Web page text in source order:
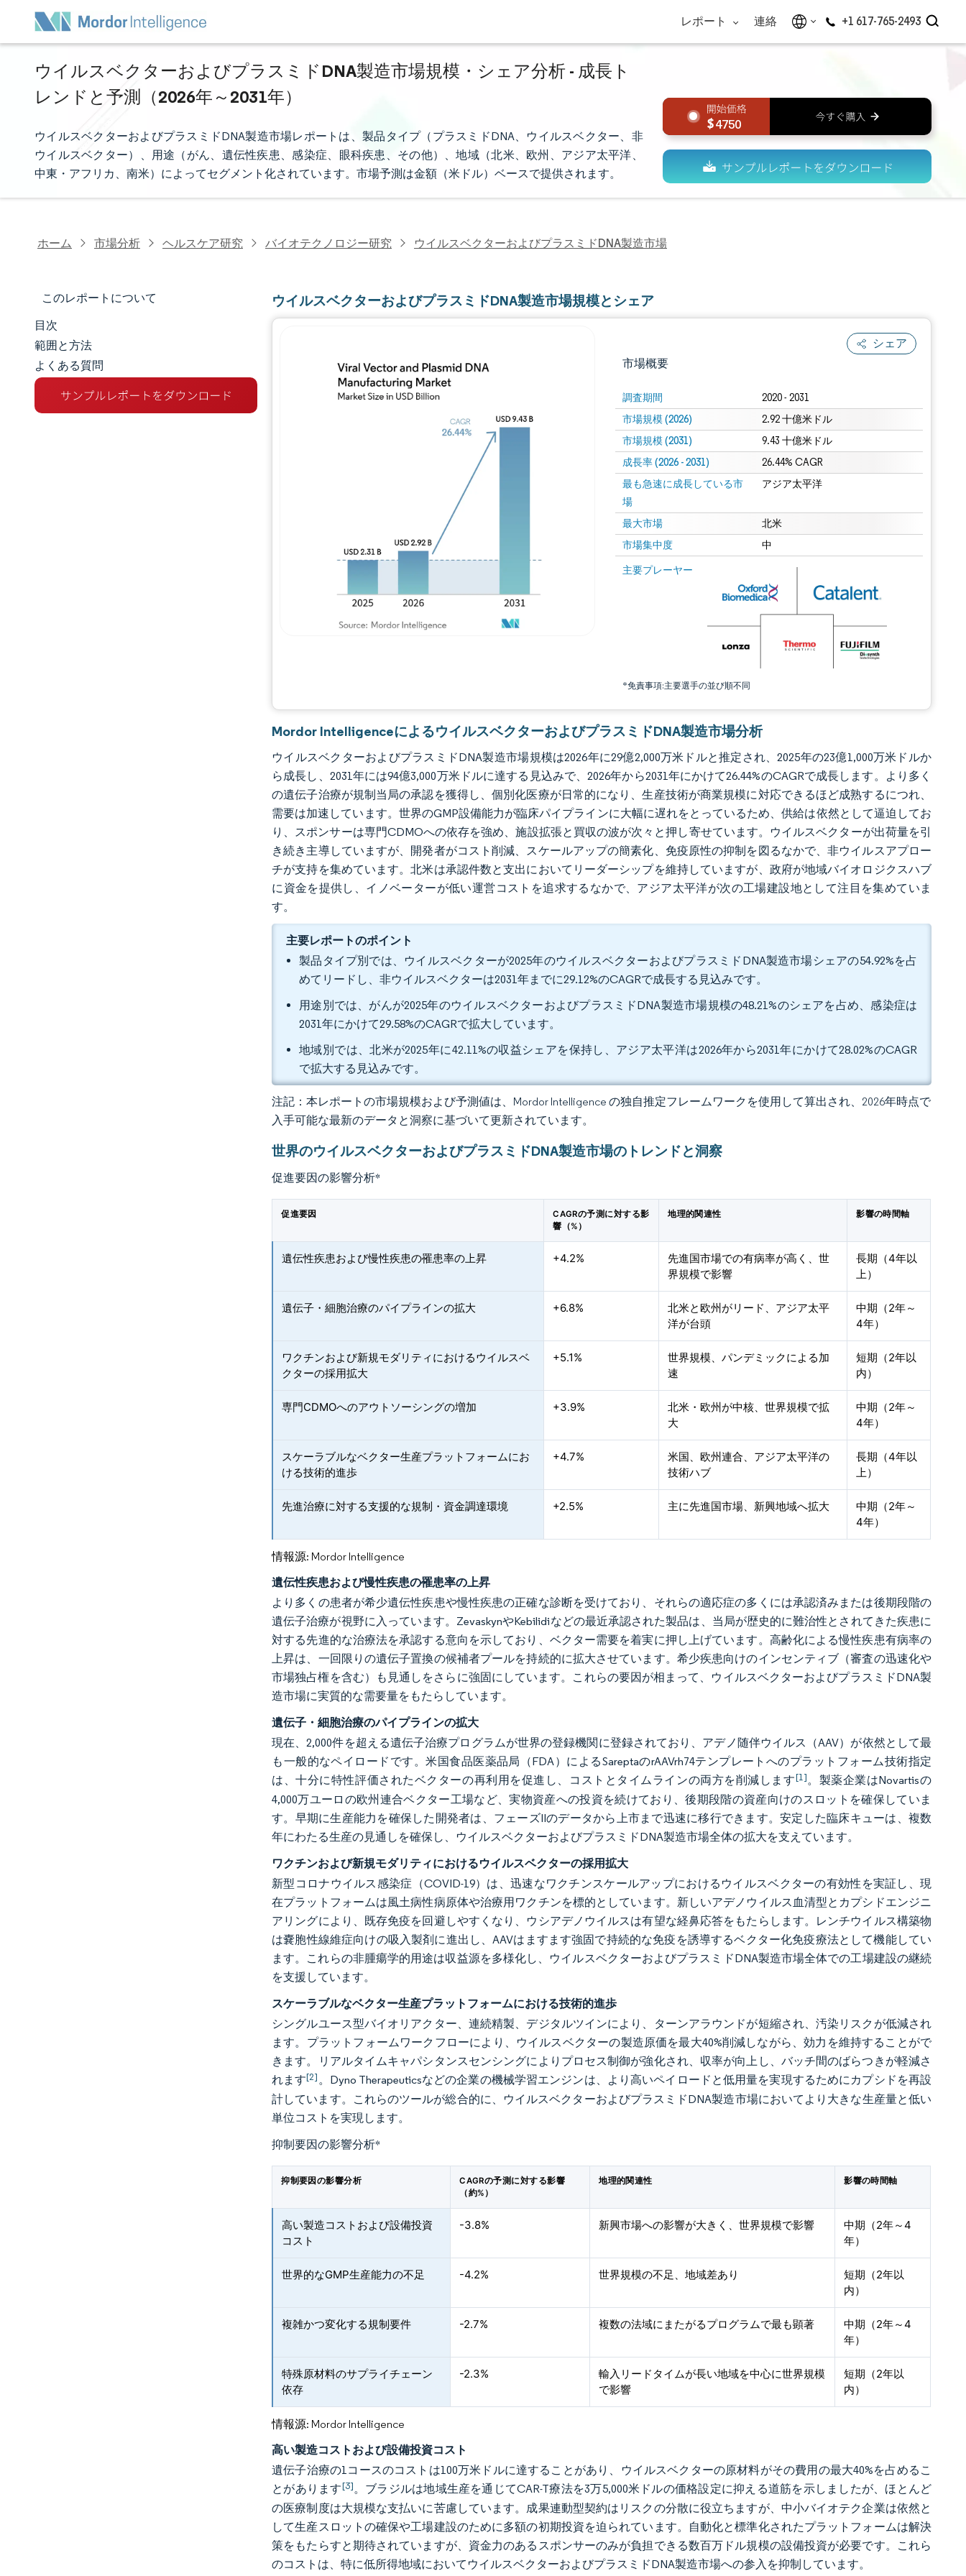
レポート 連絡 +1 617-765-2493
ウイルスベクターおよびプラスミドDNA製造市場規模・シェア分析 - 成長ト
レンドと予測（2026年～2031年）
ウイルスベクターおよびプラスミドDNA製造市場レポートは、製品タイプ（プラスミドDNA、ウイルスベクター、非
ウイルスベクター）、用途（がん、遺伝性疾患、感染症、眼科疾患、その他）、地域（北米、欧州、アジア太平洋、
中東・アフリカ、南米）によってセグメント化されています。市場予測は金額（米ドル）ベースで提供されます。
4750
ホーム 市場分析 ヘルスケア研究 バイオテクノロジー研究 ウイルスベクターおよびプラスミドDNA製造市場
このレポートについて
市場規模とシェア
市場分析
トレンドとインサイト
目次
範囲と方法
よくある質問
ウイルスベクターおよびプラスミドDNA製造市場規模とシェア
シェア
市場概要
調査期間 2020 - 2031
市場規模 (2026) 2.92 十億米ドル
市場規模 (2031) 9.43 十億米ドル
成長率 (2026 - 2031) 26.44% CAGR
最も急速に成長している市
場
アジア太平洋
最大市場 北米
市場集中度 中
主要プレーヤー
*免責事項:主要選手の並び順不同
画像 © Mordor Intelligence。再利用にはCC BY 4.0の表示が必要です。
画像 © Mordor Intelligence。再利用にはCC BY 4.0の表示が必要です。
Mordor IntelligenceによるウイルスベクターおよびプラスミドDNA製造市場分析
ウイルスベクターおよびプラスミドDNA製造市場規模は2026年に29億2,000万米ドルと推定され、2025年の23億1,000万米ドルか
ら成長し、2031年には94億3,000万米ドルに達する見込みで、2026年から2031年にかけて26.44%のCAGRで成長します。より多く
の遺伝子治療が規制当局の承認を獲得し、個別化医療が日常的になり、生産技術が商業規模に対応できるほど成熟するにつれ、
需要は加速しています。世界のGMP設備能力が臨床パイプラインに大幅に遅れをとっているため、供給は依然として逼迫してお
り、スポンサーは専門CDMOへの依存を強め、施設拡張と買収の波が次々と押し寄せています。ウイルスベクターが出荷量を引
き続き主導していますが、開発者がコスト削減、スケールアップの簡素化、免疫原性の抑制を図るなかで、非ウイルスアプロー
チが支持を集めています。北米は承認件数と支出においてリーダーシップを維持していますが、政府が地域バイオロジクスハブ
に資金を提供し、イノベーターが低い運営コストを追求するなかで、アジア太平洋が次の工場建設地として注目を集めていま
す。
主要レポートのポイント
製品タイプ別では、ウイルスベクターが2025年のウイルスベクターおよびプラスミドDNA製造市場シェアの54.92%を占
めてリードし、非ウイルスベクターは2031年までに29.12%のCAGRで成長する見込みです。
用途別では、がんが2025年のウイルスベクターおよびプラスミドDNA製造市場規模の48.21%のシェアを占め、感染症は
2031年にかけて29.58%のCAGRで拡大しています。
地域別では、北米が2025年に42.11%の収益シェアを保持し、アジア太平洋は2026年から2031年にかけて28.02%のCAGR
で拡大する見込みです。
注記：本レポートの市場規模および予測値は、Mordor Intelligence の独自推定フレームワークを使用して算出され、2026年時点で
入手可能な最新のデータと洞察に基づいて更新されています。
世界のウイルスベクターおよびプラスミドDNA製造市場のトレンドと洞察
促進要因の影響分析*
促進要因
CAGRの予測に対する影
響（%）
地理的関連性 影響の時間軸
遺伝性疾患および慢性疾患の罹患率の上昇 +4.2%
先進国市場での有病率が高く、世
界規模で影響
長期（4年以
上）
遺伝子・細胞治療のパイプラインの拡大 +6.8%
北米と欧州がリード、アジア太平
洋が台頭
中期（2年～
4年）
ワクチンおよび新規モダリティにおけるウイルスベ
クターの採用拡大
+5.1%
世界規模、パンデミックによる加
速
短期（2年以
内）
専門CDMOへのアウトソーシングの増加 +3.9%
北米・欧州が中核、世界規模で拡
大
中期（2年～
4年）
スケーラブルなベクター生産プラットフォームにお
ける技術的進歩
+4.7%
米国、欧州連合、アジア太平洋の
技術ハブ
長期（4年以
上）
先進治療に対する支援的な規制・資金調達環境 +2.5% 主に先進国市場、新興地域へ拡大
中期（2年～
4年）
情報源: Mordor Intelligence
遺伝性疾患および慢性疾患の罹患率の上昇
より多くの患者が希少遺伝性疾患や慢性疾患の正確な診断を受けており、それらの適応症の多くには承認済みまたは後期段階の
遺伝子治療が視野に入っています。ZevaskynやKebilidiなどの最近承認された製品は、当局が歴史的に難治性とされてきた疾患に
対する先進的な治療法を承認する意向を示しており、ベクター需要を着実に押し上げています。高齢化による慢性疾患有病率の
上昇は、一回限りの遺伝子置換の候補者プールを持続的に拡大させています。希少疾患向けのインセンティブ（審査の迅速化や
市場独占権を含む）も見通しをさらに強固にしています。これらの要因が相まって、ウイルスベクターおよびプラスミドDNA製
造市場に実質的な需要量をもたらしています。
遺伝子・細胞治療のパイプラインの拡大
現在、2,000件を超える遺伝子治療プログラムが世界の登録機関に登録されており、アデノ随伴ウイルス（AAV）が依然として最
も一般的なペイロードです。米国食品医薬品局（FDA）によるSareptaのrAAVrh74テンプレートへのプラットフォーム技術指定
は、十分に特性評価されたベクターの再利用を促進し、コストとタイムラインの両方を削減します[1]。製薬企業はNovartisの
4,000万ユーロの欧州連合ベクター工場など、実物資産への投資を続けており、後期段階の資産向けのスロットを確保していま
す。早期に生産能力を確保した開発者は、フェーズIIのデータから上市まで迅速に移行できます。安定した臨床キューは、複数
年にわたる生産の見通しを確保し、ウイルスベクターおよびプラスミドDNA製造市場全体の拡大を支えています。
ワクチンおよび新規モダリティにおけるウイルスベクターの採用拡大
新型コロナウイルス感染症（COVID-19）は、迅速なワクチンスケールアップにおけるウイルスベクターの有効性を実証し、現
在プラットフォームは風土病性病原体や治療用ワクチンを標的としています。新しいアデノウイルス血清型とカプシドエンジニ
アリングにより、既存免疫を回避しやすくなり、ウシアデノウイルスは有望な経鼻応答をもたらします。レンチウイルス構築物
は嚢胞性線維症向けの吸入製剤に進出し、AAVはますます強固で持続的な免疫を誘導するベクター化免疫療法として機能してい
ます。これらの非腫瘍学的用途は収益源を多様化し、ウイルスベクターおよびプラスミドDNA製造市場全体での工場建設の継続
を支援しています。
スケーラブルなベクター生産プラットフォームにおける技術的進歩
シングルユース型バイオリアクター、連続精製、デジタルツインにより、ターンアラウンドが短縮され、汚染リスクが低減され
ます。プラットフォームワークフローにより、ウイルスベクターの製造原価を最大40%削減しながら、効力を維持することがで
きます。リアルタイムキャパシタンスセンシングによりプロセス制御が強化され、収率が向上し、バッチ間のばらつきが軽減さ
れます[2]。Dyno Therapeuticsなどの企業の機械学習エンジンは、より高いペイロードと低用量を実現するためにカプシドを再設
計しています。これらのツールが総合的に、ウイルスベクターおよびプラスミドDNA製造市場においてより大きな生産量と低い
単位コストを実現します。
抑制要因の影響分析*
抑制要因の影響分析
CAGRの予測に対する影響
（約%）
地理的関連性 影響の時間軸
高い製造コストおよび設備投資
コスト
-3.8% 新興市場への影響が大きく、世界規模で影響
中期（2年～4
年）
世界的なGMP生産能力の不足 -4.2% 世界規模の不足、地域差あり
短期（2年以
内）
複雑かつ変化する規制要件 -2.7% 複数の法域にまたがるプログラムで最も顕著
中期（2年～4
年）
特殊原材料のサプライチェーン
依存
-2.3%
輸入リードタイムが長い地域を中心に世界規模
で影響
短期（2年以
内）
情報源: Mordor Intelligence
高い製造コストおよび設備投資コスト
遺伝子治療の1コースのコストは100万米ドルに達することがあり、ウイルスベクターの原材料がその費用の最大40%を占めるこ
とがあります[3]。ブラジルは地域生産を通じてCAR-T療法を3万5,000米ドルの価格設定に抑える道筋を示しましたが、ほとんど
の医療制度は大規模な支払いに苦慮しています。成果連動型契約はリスクの分散に役立ちますが、中小バイオテク企業は依然と
して生産スロットの確保や工場建設のために多額の初期投資を迫られています。自動化と標準化されたプラットフォームは解決
策をもたらすと期待されていますが、資金力のあるスポンサーのみが負担できる数百万ドル規模の設備投資が必要です。これら
のコストは、特に低所得地域においてウイルスベクターおよびプラスミドDNA製造市場への参入を抑制しています。